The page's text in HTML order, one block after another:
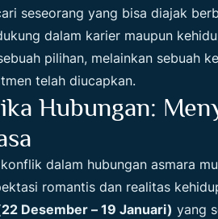
seseorang yang bisa diajak
dalam karier maupun
pilihan, melainkan sebuah
telah diucapkan.
Hubungan:
dalam hubungan asmara
romantis dan realitas
Desember – 19 Januari) yang